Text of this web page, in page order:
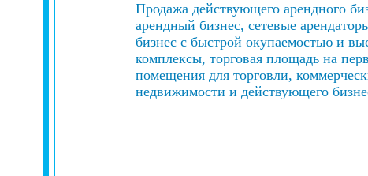
Продажа действующего арендного
арендный бизнес, сетевые
бизнес с быстрой окупаемостью и
комплексы, торговая площадь на
помещения для торговли,
недвижимости и действующего